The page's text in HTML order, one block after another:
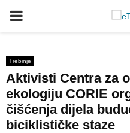
P
I
M
Trebinje
Aktivisti Centra za
ekologiju CORIE
čišćenja dijela
biciklističke staze